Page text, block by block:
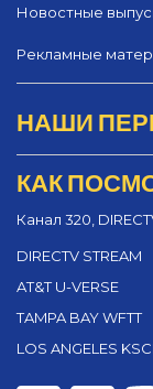
Новостные
Рекламные
НАШИ
КАК
Канал 320,
DIRECTV STREAM
AT&T U-VERSE
TAMPA BAY WFTT
LOS ANGELES